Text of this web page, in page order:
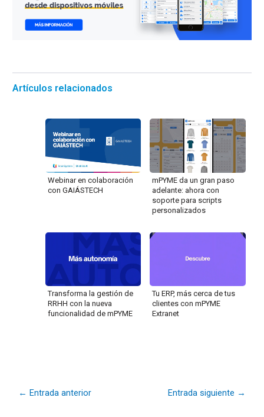
Artículos relacionados
Webinar en colaboración
con GAIÁSTECH
mPYME da un gran paso
adelante: ahora con
soporte para scripts
personalizados
Transforma la gestión de
RRHH con la nueva
funcionalidad de mPYME
Tu ERP, más cerca de tus
clientes con mPYME
Extranet
← Entrada anterior Entrada siguiente →